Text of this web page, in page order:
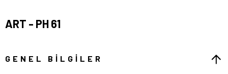
ART - PH 61
GENEL BILGILER